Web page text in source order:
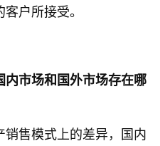
户所接受。
市场和国外市场存在哪
销售模式上的差异，国内